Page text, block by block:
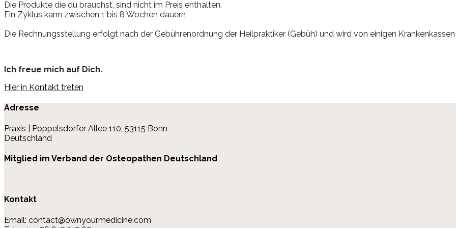
Die Produkte die du brauchst, sind nicht im Preis enthalten.
Ein Zyklus kann zwischen 1 bis 8 Wochen dauern
Die Rechnungsstellung erfolgt nach der Gebührenordnung der Heilpraktiker (Gebüh) und wird von einigen
Ich freue mich auf Dich.
Hier in Kontakt treten
Adresse
Praxis | Poppelsdorfer Allee 110, 53115 Bonn
Deutschland
Mitglied im Verband der Osteopathen Deutschland
Kontakt
Email: contact@ownyourmedicine.com